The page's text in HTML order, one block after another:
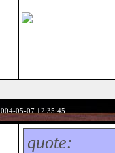
05-07 12:35:45
quote: